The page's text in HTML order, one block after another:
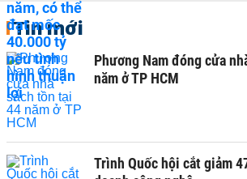
Tin mới
Phương Nam đóng cửa
năm ở TP HCM
Trình Quốc hội cắt giảm